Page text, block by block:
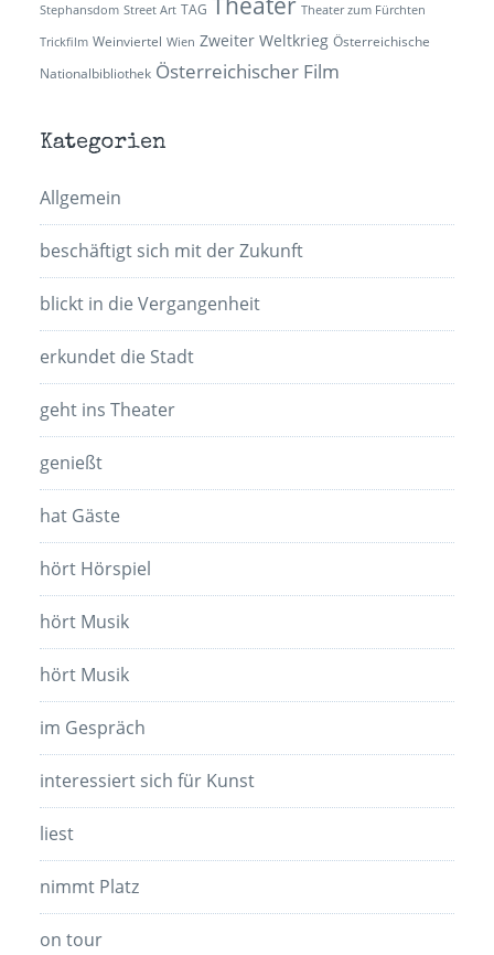
Stephansdom Street Art TAG Theater zum Fürchten
Trickfilm Weinviertel Wien Zweiter Weltkrieg Österreichische
Nationalbibliothek Österreichischer Film
Kategorien
Allgemein
beschäftigt sich mit der Zukunft
blickt in die Vergangenheit
erkundet die Stadt
geht ins Theater
genießt
hat Gäste
hört Hörspiel
hört Musik
hört Musik
im Gespräch
interessiert sich für Kunst
liest
nimmt Platz
on tour